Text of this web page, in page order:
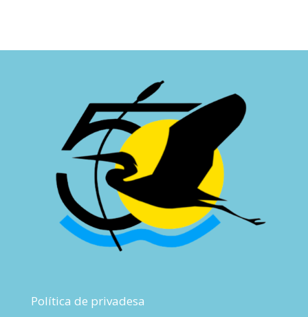
Política de privadesa